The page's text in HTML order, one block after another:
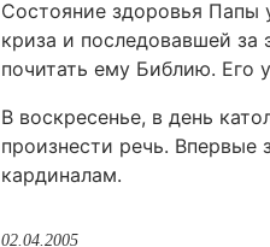
Состояние здоровья Папы
криза и последовавшей
почитать ему Библию. Его
В воскресенье, в день
произнести речь. Впервые
кардиналам.
02.04.2005